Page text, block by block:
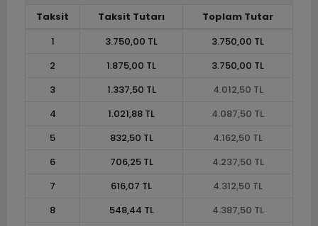
Taksit Taksit Tutarı
Toplam Tutar
1
3.750,00 TL
3.750,00 TL
2
1.875,00 TL
3.750,00 TL
3
1.337,50 TL
4.012,50 TL
4
1.021,88 TL
4.087,50 TL
5
832,50 TL
4.162,50 TL
6
706,25 TL
4.237,50 TL
7
616,07 TL
4.312,50 TL
8
548,44 TL
4.387,50 TL